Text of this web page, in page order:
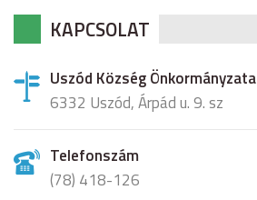
KAPCSOLAT
Uszód Község Önkormányzata
6332 Uszód, Árpád u. 9. sz
Telefonszám
(78) 418-126